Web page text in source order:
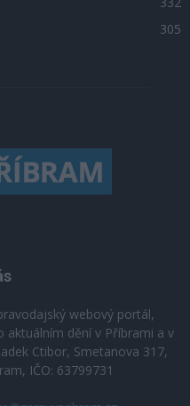
305
webový portál,
dění v Příbrami a v
Ctibor, Smetanova 317,
IČO: 63799731